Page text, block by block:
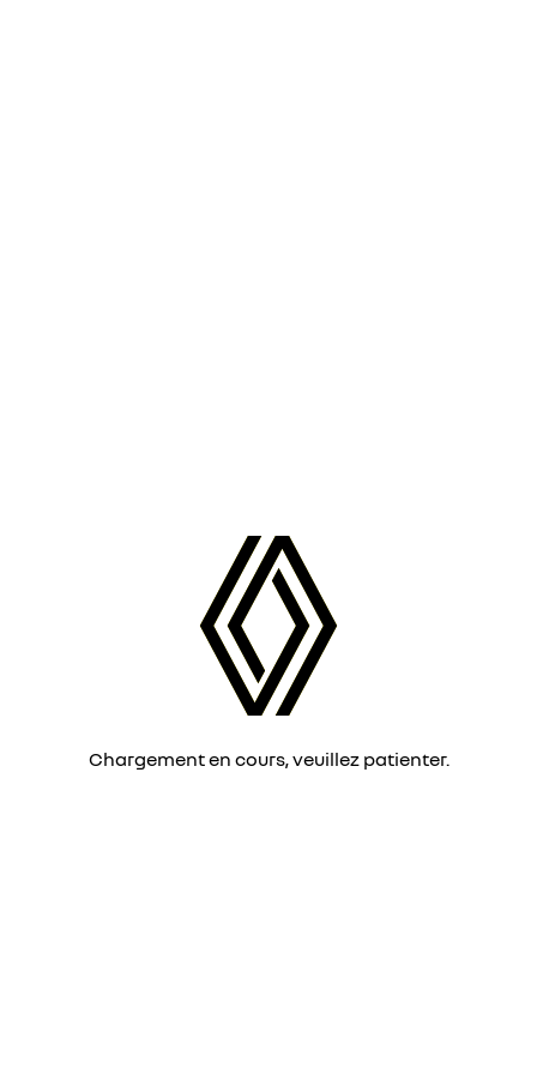
Chargement en cours, veuillez patienter.